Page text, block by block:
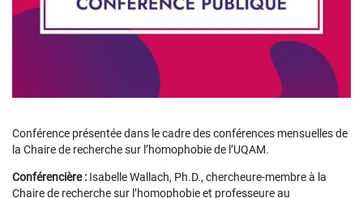
Conférence présentée dans le cadre des conférences mensuelles de
la Chaire de recherche sur l’homophobie de l’UQAM.
Conférencière : Isabelle Wallach, Ph.D., chercheure-membre à la
Chaire de recherche sur l’homophobie et professeure au